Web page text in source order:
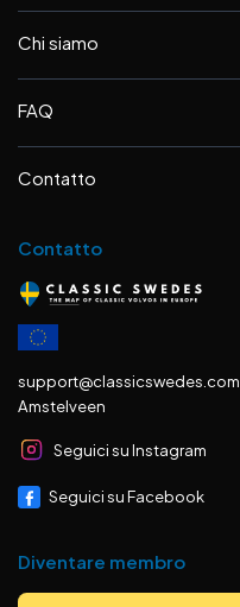
Chi siamo
FAQ
Contatto
Contatto
support@classicswedes.com
Amstelveen
Seguici su Instagram
Seguici su Facebook
Diventare membro